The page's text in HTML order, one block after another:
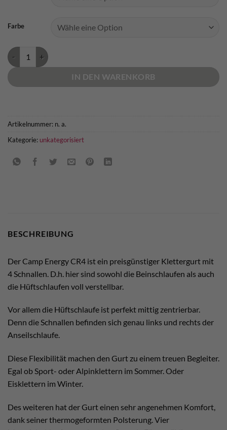
Farbe
Camp Energy CR4 Menge
IN DEN WARENKORB
Artikelnummer: n. a.
Kategorie: unkategorisiert
BESCHREIBUNG
Der Camp Energy CR4 ist ein preisgünstiger Klettergurt mit
4 Schnallen. D.h. hier sind sowohl die Beinschlaufen als auch
die Hüftschlaufen voll verstellbar.
Vor allem die Hüftschlaufe ist perfekt mittig zentrierbar.
Denn die Schnallen befinden sich genau links und rechts der
Anseilschlaufe.
Diese Flexibilität machen den Gurt zu einem treuen Begleiter.
Egal ob Sport- oder Alpinklettern im Sommer. Oder
Eisklettern im Winter.
Des weiteren hat der Gurt einen sehr angenehmen Komfort,
dank seiner thermogeformten Polsterung. Vier